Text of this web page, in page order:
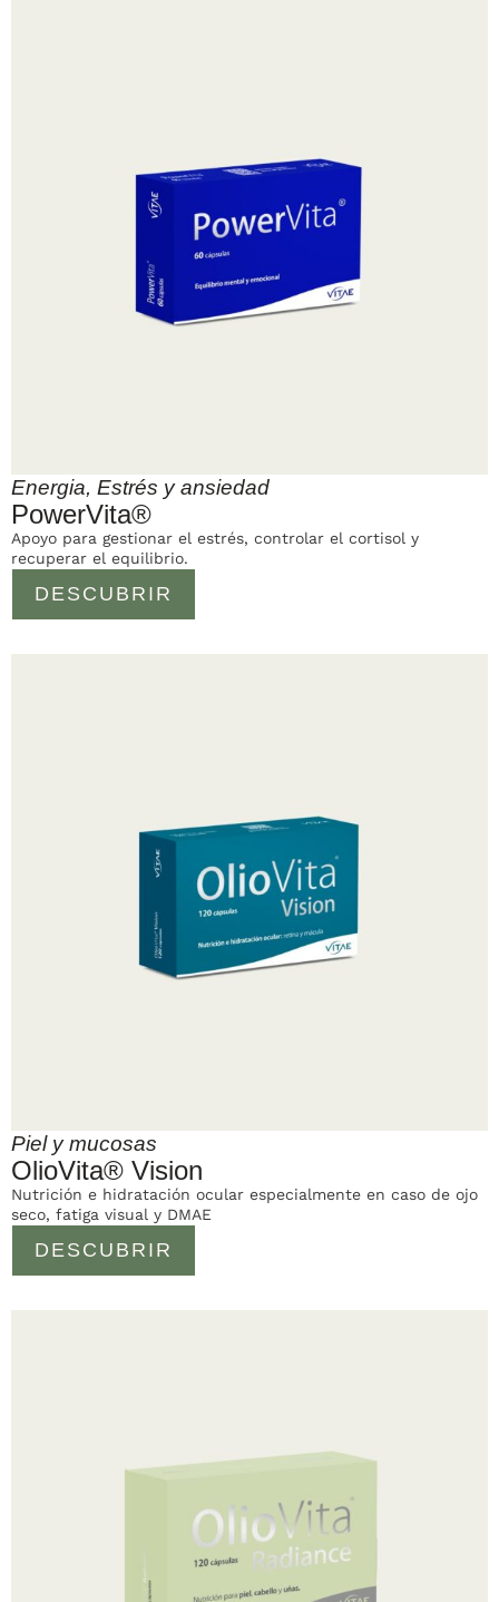
Energia, Estrés y ansiedad
PowerVita®
DESCUBRIR
Apoyo para gestionar el estrés, controlar el cortisol y
recuperar el equilibrio.
Piel y mucosas
OlioVita® Vision
DESCUBRIR
Nutrición e hidratación ocular especialmente en caso de ojo
seco, fatiga visual y DMAE